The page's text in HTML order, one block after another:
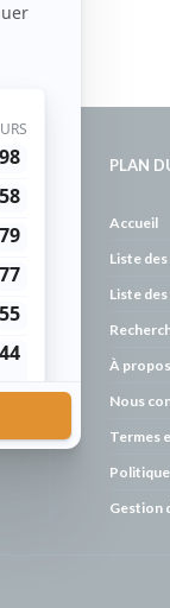
PLAN
Accueil
Liste
Liste
À propos
Nous
Termes
Gestion